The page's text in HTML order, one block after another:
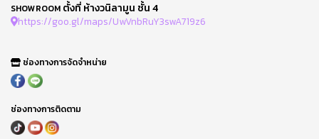
SHOWROOM ตั้งที่ ห้างวนิลามูน ชั้น 4
https://goo.gl/maps/UwVnbRuY3swA719z6
ช่องทางการจัดจำหน่าย
ช่องทางการติดตาม